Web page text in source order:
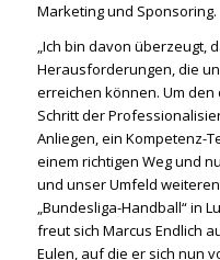
Marketing und Sponsoring.
„Ich bin davon überzeugt,
Herausforderungen, die
erreichen können. Um
Schritt der
Anliegen, ein Kompetenz-
einem richtigen Weg und
und unser Umfeld
„Bundesliga-Handball“ in
freut sich Marcus Endlich
Eulen, auf die er sich nun